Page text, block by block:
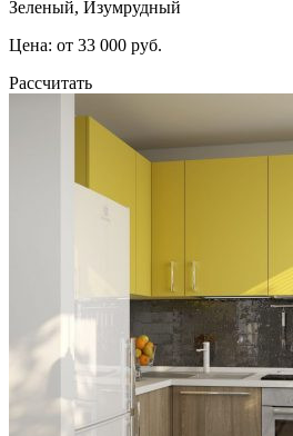
Зеленый, Изумрудный
Цена: от 33 000 руб.
Рассчитать